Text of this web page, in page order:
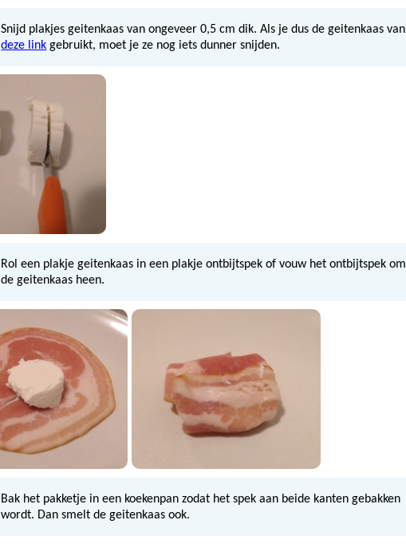
Snijd plakjes geitenkaas van ongeveer 0,5 cm dik. Als je dus de geitenkaas van
deze link gebruikt, moet je ze nog iets dunner snijden.
Rol een plakje geitenkaas in een plakje ontbijtspek of vouw het ontbijtspek om
de geitenkaas heen.
Bak het pakketje in een koekenpan zodat het spek aan beide kanten gebakken
wordt. Dan smelt de geitenkaas ook.